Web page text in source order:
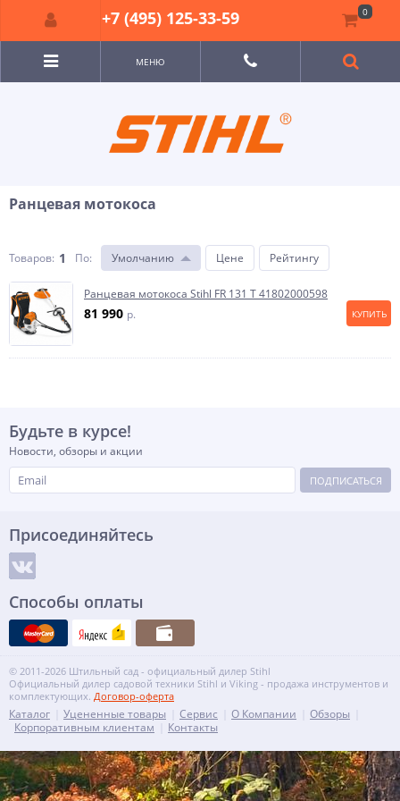
МЕНЮ
Ранцевая мотокоса
Товаров: 1 По: Умолчанию Цене Рейтингу
Ранцевая мотокоса Stihl FR 131 T 41802000598
81 990 p. КУПИТЬ
Будьте в курсе!
Новости, обзоры и акции
ПОДПИСАТЬСЯ
Присоединяйтесь
Способы оплаты
© 2011-2026 Штильный сад - официальный дилер Stihl
Официальный дилер садовой техники Stihl и Viking - продажа инструментов и
комплектующих. Договор-оферта
Каталог Уцененные товары Сервис О Компании
Обзоры
Корпоративным клиентам
Контакты
+7 (495) 125-33-59 0